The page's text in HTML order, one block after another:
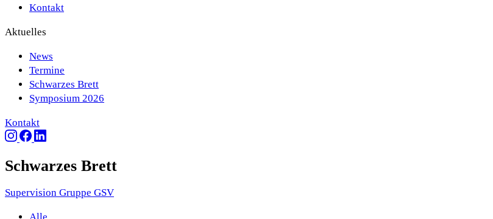
Kontakt
Aktuelles
News
Termine
Schwarzes Brett
Symposium 2026
Kontakt
Schwarzes Brett
Supervision Gruppe GSV